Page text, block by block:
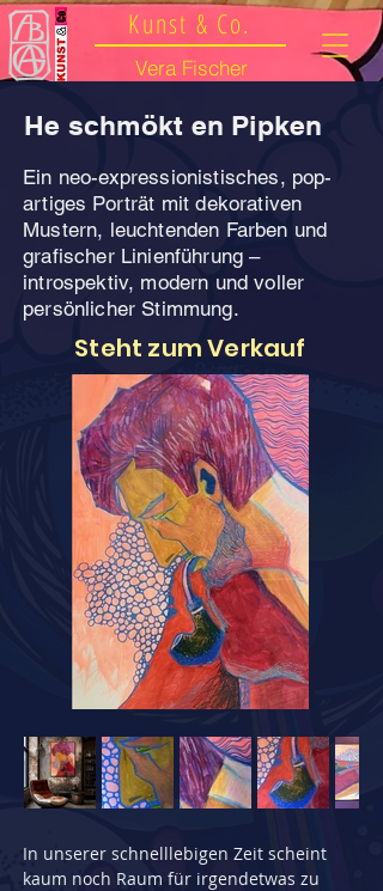
Kunst & Co.
Vera Fischer
He schmökt en Pipken
Ein neo-expressionistisches, pop-
artiges Porträt mit dekorativen
Mustern, leuchtenden Farben und
grafischer Linienführung –
introspektiv, modern und voller
persönlicher Stimmung.
Steht zum Verkauf
In unserer schnelllebigen Zeit scheint
kaum noch Raum für irgendetwas zu